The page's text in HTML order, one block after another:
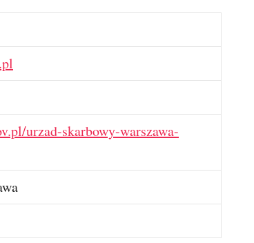
urzad-skarbowy-warszawa-